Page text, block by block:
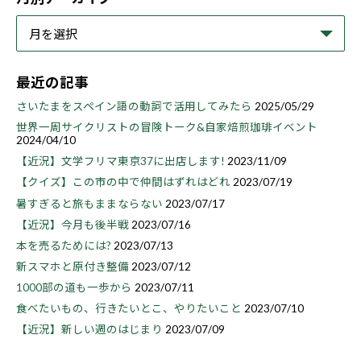
最近の記事
さいたまをスペイン語の動詞で活用してみたら 2025/05/29
世界一周サイクリストの冒険トーク&自家焙煎珈琲イベント
2024/04/10
【近況】文学フリマ東京37に出店します! 2023/11/09
【クイズ】この市の中で仲間はずれはどれ 2023/07/19
暑すぎると旅もままならない 2023/07/17
【近況】今月も後半戦 2023/07/16
本を売るためには? 2023/07/13
新スマホと原付き整備 2023/07/12
1000部の道も一歩から 2023/07/11
食べたいもの、行きたいとこ、やりたいこと 2023/07/10
【近況】新しい週のはじまり 2023/07/09